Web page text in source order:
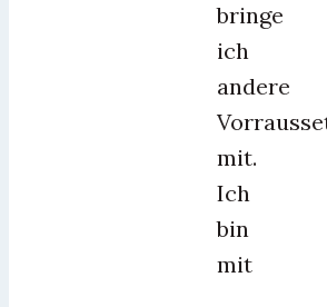
bringe
ich
andere
mit.
Ich
bin
mit